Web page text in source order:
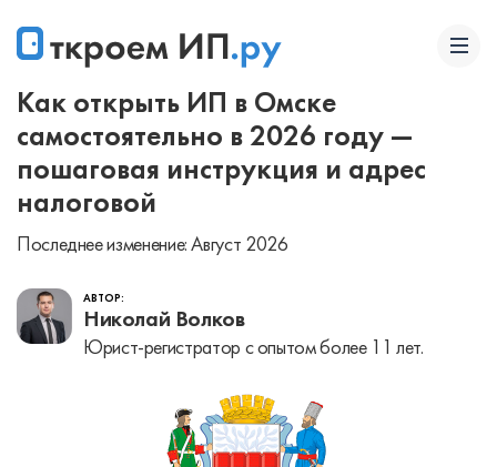
Как открыть ИП в Омске
самостоятельно в 2026 году —
пошаговая инструкция и адрес
налоговой
Последнее изменение: Август 2026
АВТОР:
Николай Волков
Юрист-регистратор с опытом более 11 лет.